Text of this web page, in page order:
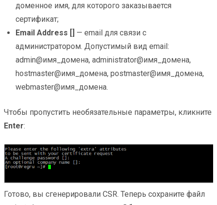
доменное имя, для которого заказывается
сертификат;
Email Address [] — email для связи с
администратором. Допустимый вид еmail:
admin@имя_домена, administrator@имя_домена,
hostmaster@имя_домена, postmaster@имя_домена,
webmaster@имя_домена.
Чтобы пропустить необязательные параметры, кликните
Enter:
Готово, вы сгенерировали CSR. Теперь сохраните файл